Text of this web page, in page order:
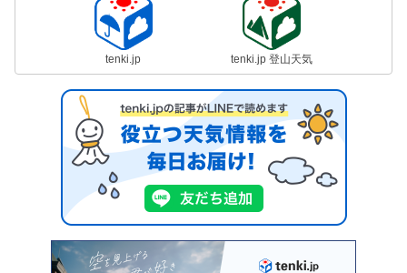
tenki.jp tenki.jp 登山天気